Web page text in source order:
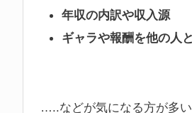
年収の内訳や収入源
ギャラや報酬を他の人
…..などが気になる方が多い